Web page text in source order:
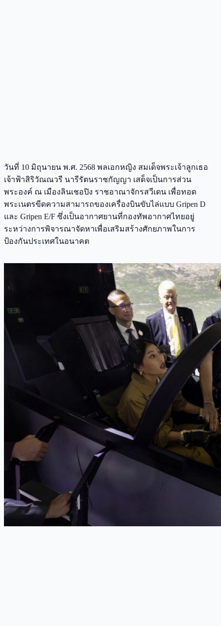
วันที่ 10 มิถุนายน พ.ศ. 2568 พลเอกหญิง สมเด็จพระเจ้าลูกเธอ
เจ้าฟ้าสิริวัณณวรี นารีรัตนราชกัญญา เสด็จเป็นการส่วน
พระองค์ ณ เมืองลินเชอปิง ราชอาณาจักรสวีเดน เพื่อทอด
พระเนตรขีดความสามารถของเครื่องบินขับไล่แบบ Gripen D
และ Gripen E/F ซึ่งเป็นอากาศยานที่กองทัพอากาศไทยอยู่
ระหว่างการพิจารณาจัดหาเพื่อเสริมสร้างศักยภาพในการ
ป้องกันประเทศในอนาคต